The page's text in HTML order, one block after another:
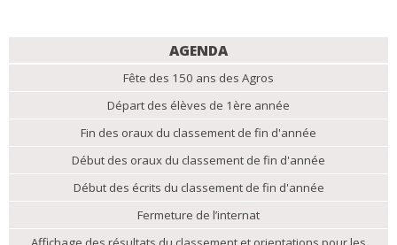
AGENDA
Fête des 150 ans des Agros
Départ des élèves de 1ère année
Fin des oraux du classement de fin d'année
Début des oraux du classement de fin d'année
Début des écrits du classement de fin d'année
Fermeture de l’internat